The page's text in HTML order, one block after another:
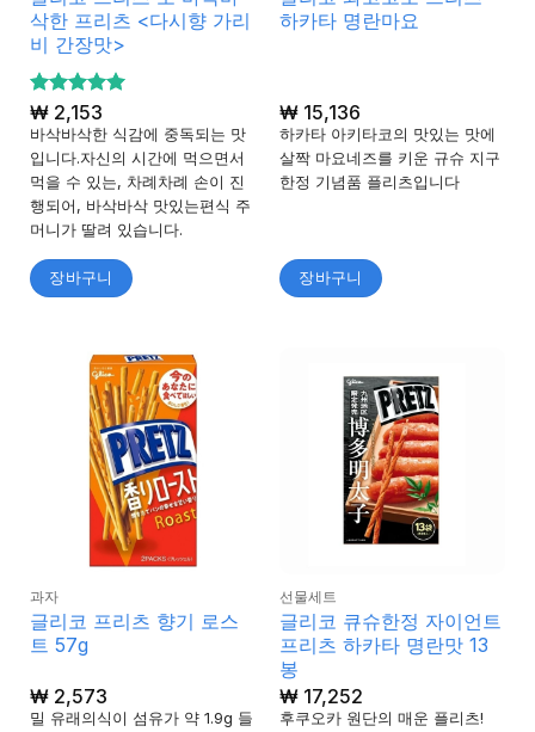
삭한 프리츠 <다시향 가리
비 간장맛>
5 중에서
5로 평가
됨
₩2,153
바삭바삭한 식감에 중독되는 맛
입니다.자신의 시간에 먹으면서
먹을 수 있는, 차례차례 손이 진
행되어, 바삭바삭 맛있는편식 주
머니가 딸려 있습니다.
장바구니
하카타 명란마요
₩15,136
하카타 아키타코의 맛있는 맛에
살짝 마요네즈를 키운 규슈 지구
한정 기념품 플리츠입니다
장바구니
과자
글리코 프리츠 향기 로스
트 57g
₩2,573
밀 유래의식이 섬유가 약 1.9g 들
선물세트
글리코 큐슈한정 자이언트
프리츠 하카타 명란맛 13
봉
₩17,252
후쿠오카 원단의 매운 플리츠!